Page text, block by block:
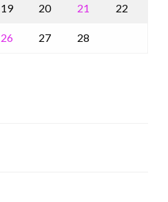
19 20 21 22
26 27 28